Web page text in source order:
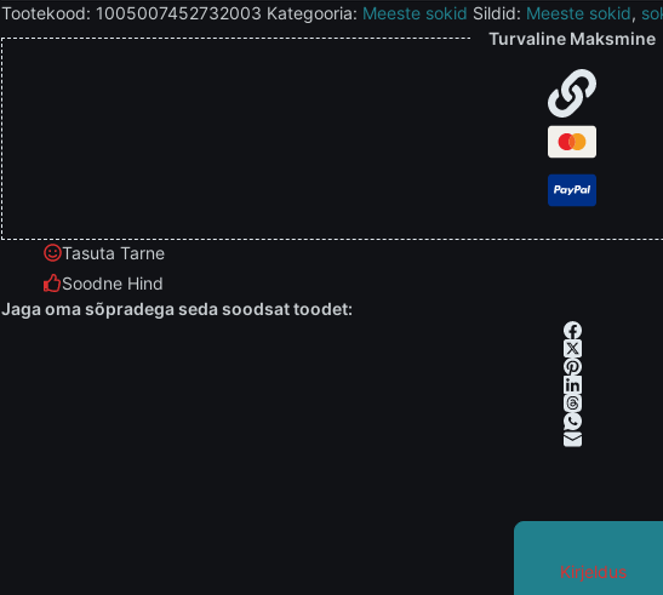
Tootekood: 1005007452732003 Kategooria: Meeste sokid Sildid: Meeste sokid,
Turvaline Maksmine
Tasuta Tarne
Soodne Hind
Jaga oma sõpradega seda soodsat toodet:
Kirjeldus